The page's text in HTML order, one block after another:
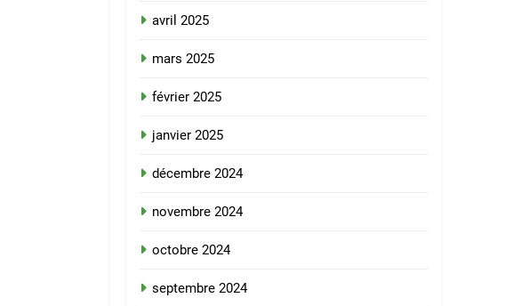
avril 2025
mars 2025
février 2025
janvier 2025
décembre 2024
novembre 2024
octobre 2024
septembre 2024